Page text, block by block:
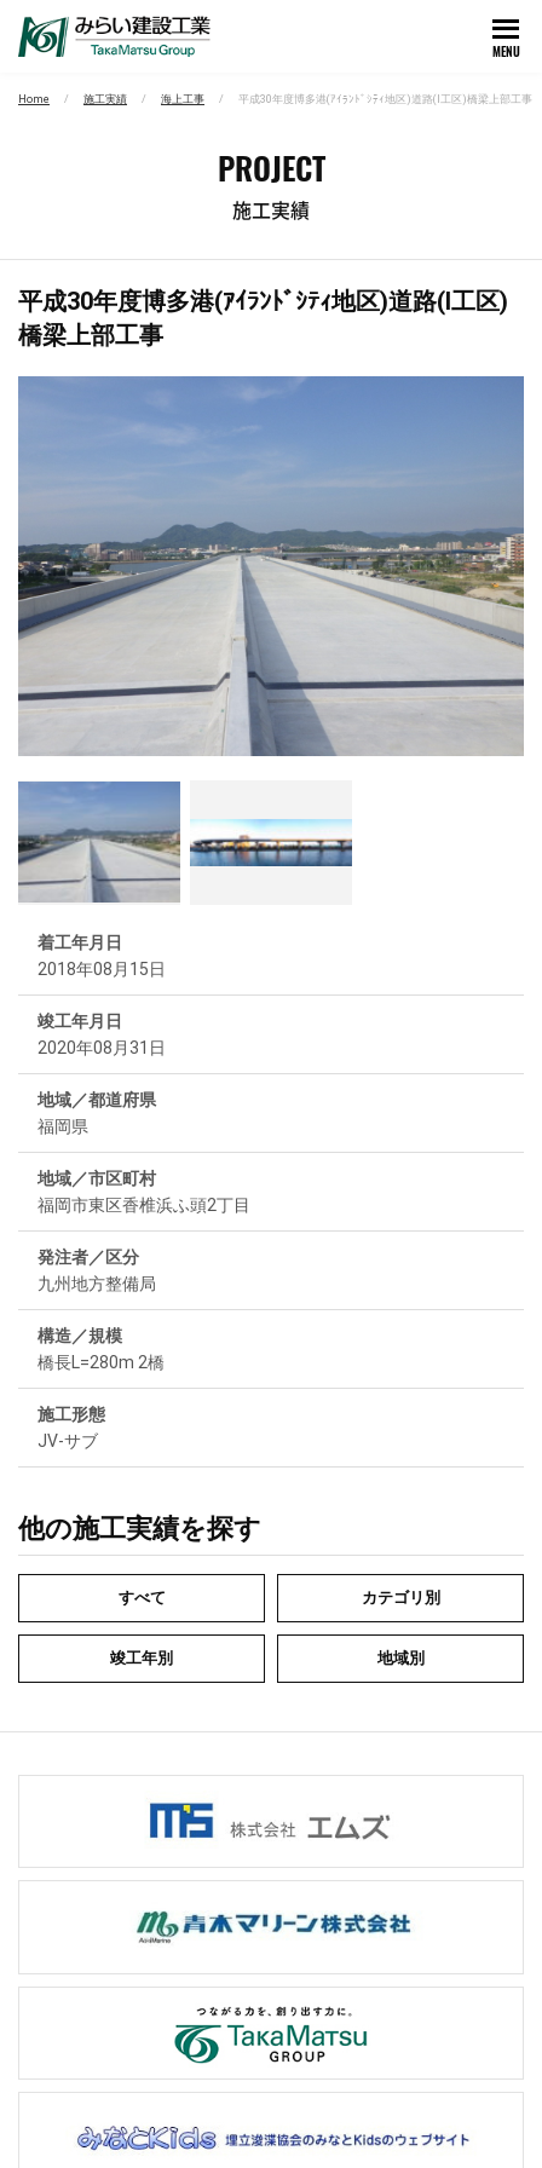
MENU
Home 施工実績 海上工事 平成30年度博多港(ｱｲﾗﾝﾄﾞｼﾃｨ地区)道路(Ⅰ工区)橋梁上部工事
PROJECT
施工実績
平成30年度博多港(ｱｲﾗﾝﾄﾞｼﾃｨ地区)道路(Ⅰ工区)
橋梁上部工事
着工年月日
2018年08月15日
竣工年月日
2020年08月31日
地域／都道府県
福岡県
地域／市区町村
福岡市東区香椎浜ふ頭2丁目
発注者／区分
九州地方整備局
構造／規模
橋長L=280m 2橋
施工形態
JV-サブ
他の施工実績を探す
すべて カテゴリ別
竣工年別 地域別